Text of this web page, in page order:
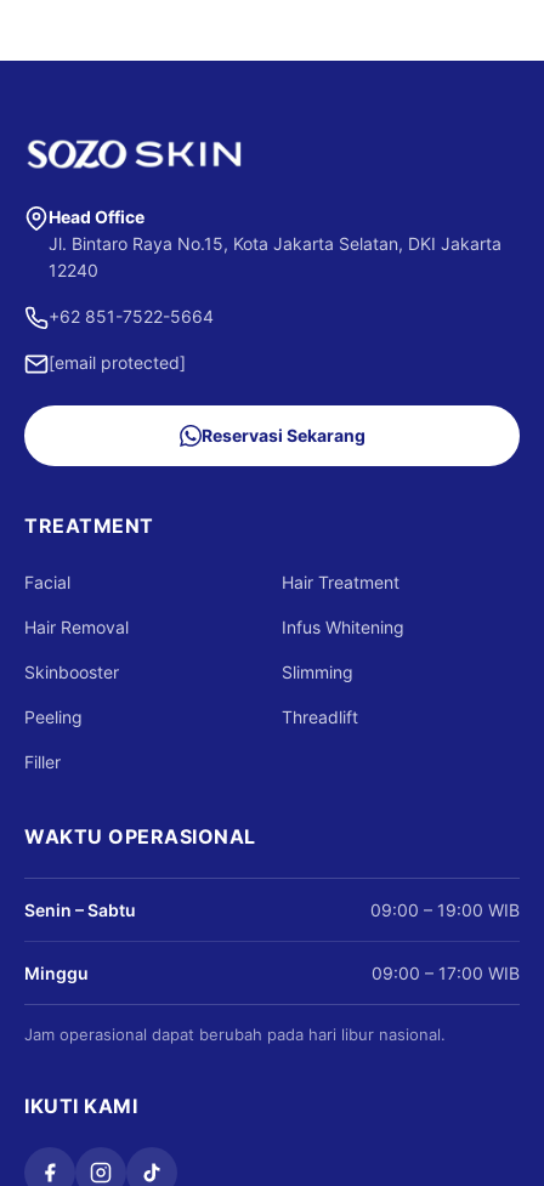
Head Office
Jl. Bintaro Raya No.15, Kota Jakarta Selatan, DKI Jakarta
12240
+62 851-7522-5664
[email protected]
Reservasi Sekarang
TREATMENT
Facial Hair Treatment
Hair Removal Infus Whitening
Skinbooster Slimming
Peeling Threadlift
Filler
WAKTU OPERASIONAL
Senin – Sabtu 09:00 – 19:00 WIB
Minggu 09:00 – 17:00 WIB
Jam operasional dapat berubah pada hari libur nasional.
IKUTI KAMI